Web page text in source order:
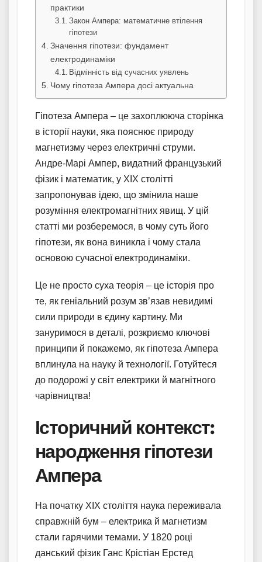
практики
Закон Ампера: математичне втілення
гіпотези
Значення гіпотези: фундамент
електродинаміки
Відмінність від сучасних уявлень
Чому гіпотеза Ампера досі актуальна
Гіпотеза Ампера – це захоплююча сторінка
в історії науки, яка пояснює природу
магнетизму через електричні струми.
Андре-Марі Ампер, видатний французький
фізик і математик, у XIX столітті
запропонував ідею, що змінила наше
розуміння електромагнітних явищ. У цій
статті ми розберемося, в чому суть його
гіпотези, як вона виникла і чому стала
основою сучасної електродинаміки.
Це не просто суха теорія – це історія про
те, як геніальний розум зв’язав невидимі
сили природи в єдину картину. Ми
зануримося в деталі, розкриємо ключові
принципи й покажемо, як гіпотеза Ампера
вплинула на науку й технології. Готуйтеся
до подорожі у світ електрики й магнітного
чарівництва!
Історичний контекст:
народження гіпотези
Ампера
На початку XIX століття наука переживала
справжній бум – електрика й магнетизм
стали гарячими темами. У 1820 році
данський фізик Ганс Крістіан Ерстед